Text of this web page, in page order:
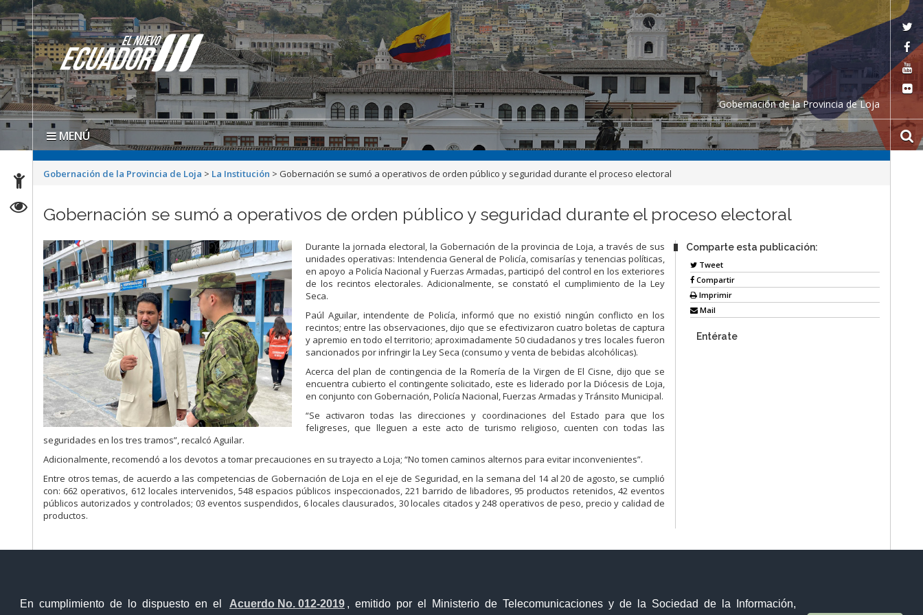
En cumplimiento de lo dispuesto en el Acuerdo No. 012-2019 , emitido por el Ministerio de Telecomunicaciones y de la Sociedad de la Información,
Gobernación de la Provincia de Loja
MENÚ
Gobernación de la Provincia de Loja > La Institución > Gobernación se sumó a operativos de orden público y seguridad durante el proceso electoral
Gobernación se sumó a operativos de orden público y seguridad durante el proceso electoral
Durante la jornada electoral, la Gobernación de la provincia de Loja, a través de sus
unidades operativas: Intendencia General de Policía, comisarías y tenencias políticas,
en apoyo a Policía Nacional y Fuerzas Armadas, participó del control en los exteriores
de los recintos electorales. Adicionalmente, se constató el cumplimiento de la Ley
Seca.
Paúl Aguilar, intendente de Policía, informó que no existió ningún conflicto en los
recintos; entre las observaciones, dijo que se efectivizaron cuatro boletas de captura
y apremio en todo el territorio; aproximadamente 50 ciudadanos y tres locales fueron
sancionados por infringir la Ley Seca (consumo y venta de bebidas alcohólicas).
Acerca del plan de contingencia de la Romería de la Virgen de El Cisne, dijo que se
encuentra cubierto el contingente solicitado, este es liderado por la Diócesis de Loja,
en conjunto con Gobernación, Policía Nacional, Fuerzas Armadas y Tránsito Municipal.
“Se activaron todas las direcciones y coordinaciones del Estado para que los
feligreses, que lleguen a este acto de turismo religioso, cuenten con todas las
seguridades en los tres tramos”, recalcó Aguilar.
Adicionalmente, recomendó a los devotos a tomar precauciones en su trayecto a Loja; “No tomen caminos alternos para evitar inconvenientes”.
Entre otros temas, de acuerdo a las competencias de Gobernación de Loja en el eje de Seguridad, en la semana del 14 al 20 de agosto, se cumplió
con: 662 operativos, 612 locales intervenidos, 548 espacios públicos inspeccionados, 221 barrido de libadores, 95 productos retenidos, 42 eventos
públicos autorizados y controlados; 03 eventos suspendidos, 6 locales clausurados, 30 locales citados y 248 operativos de peso, precio y calidad de
productos.
Comparte esta publicación:
Tweet
Compartir
Imprimir
Mail
Entérate